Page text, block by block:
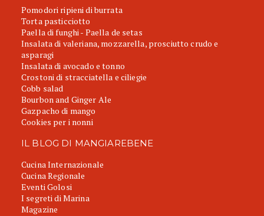
Pomodori ripieni di burrata
Torta pasticciotto
Paella di funghi - Paella de setas
Insalata di valeriana, mozzarella, prosciutto crudo e
asparagi
Insalata di avocado e tonno
Crostoni di stracciatella e ciliegie
Cobb salad
Bourbon and Ginger Ale
Gazpacho di mango
Cookies per i nonni
IL BLOG DI MANGIAREBENE
Cucina Internazionale
Cucina Regionale
Eventi Golosi
I segreti di Marina
Magazine